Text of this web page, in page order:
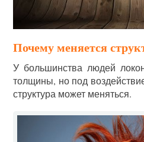
Почему меняется
У большинства людей
толщины, но под
структура может меняться.